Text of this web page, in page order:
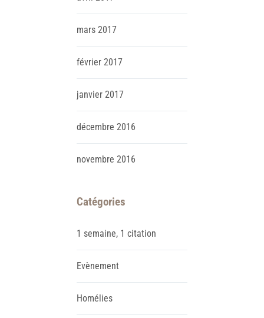
mars 2017
février 2017
janvier 2017
décembre 2016
novembre 2016
Catégories
1 semaine, 1 citation
Evènement
Homélies